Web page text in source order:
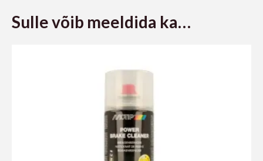
Sulle võib meeldida ka…